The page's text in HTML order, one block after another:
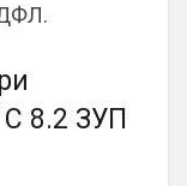
8.2 ЗУП